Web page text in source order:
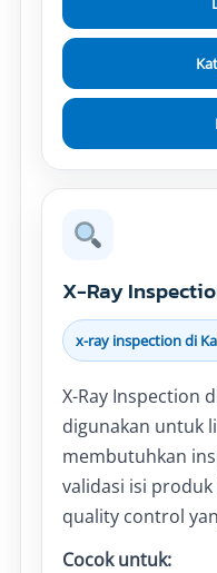
X-Ray
x-ray inspection di
X-Ray Inspection
digunakan untuk
membutuhkan
validasi isi
quality control
Cocok untuk: